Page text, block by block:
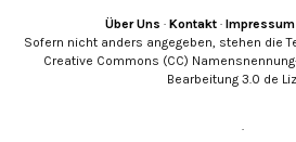
Über Uns · Kontakt · Impressum
Sofern nicht anders angegeben, stehen die
Creative Commons (CC)
Bearbeitung 3.0 de